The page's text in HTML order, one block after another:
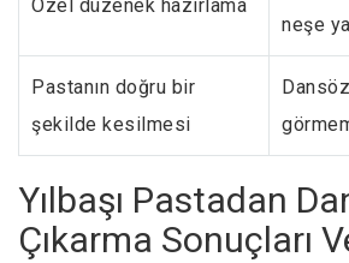
Özel düzenek hazırlama
neşe
Pastanın doğru bir
şekilde kesilmesi
Yılbaşı Pastadan
Çıkarma Sonuçları